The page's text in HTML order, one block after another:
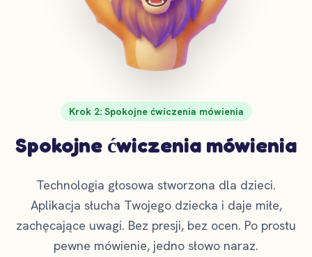
Krok 2: Spokojne ćwiczenia mówienia
Spokojne ćwiczenia mówienia
Technologia głosowa stworzona dla dzieci.
Aplikacja słucha Twojego dziecka i daje miłe,
zachęcające uwagi. Bez presji, bez ocen. Po prostu
pewne mówienie, jedno słowo naraz.